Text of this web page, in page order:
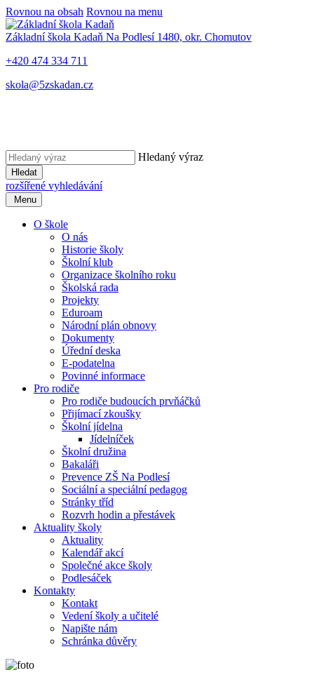
Rovnou na obsah Rovnou na menu
Základní škola Kadaň Na Podlesí 1480, okr. Chomutov
+420 474 334 711
skola@5zskadan.cz
Hledaný výraz
Hledat
rozšířené vyhledávání
Menu
O škole
O nás
Historie školy
Školní klub
Organizace školního roku
Školská rada
Projekty
Eduroam
Národní plán obnovy
Dokumenty
Úřední deska
E-podatelna
Povinné informace
Pro rodiče
Pro rodiče budoucích prvňáčků
Přijímací zkoušky
Školní jídelna
Jídelníček
Školní družina
Bakaláři
Prevence ZŠ Na Podlesí
Sociální a speciální pedagog
Stránky tříd
Rozvrh hodin a přestávek
Aktuality školy
Aktuality
Kalendář akcí
Společné akce školy
Podlesáček
Kontakty
Kontakt
Vedení školy a učitelé
Napište nám
Schránka důvěry